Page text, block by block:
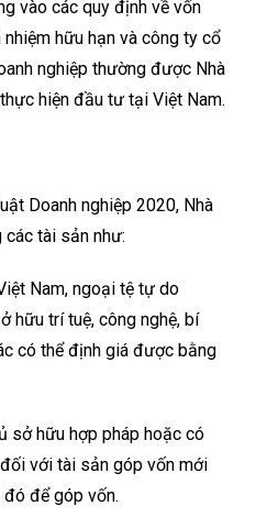
vào các quy định về vốn
hữu hạn và công ty cổ
nghiệp thường được Nhà
hiện đầu tư tại Việt Nam.
Doanh nghiệp 2020, Nhà
tài sản như:
Nam, ngoại tệ tự do
hữu trí tuệ, công nghệ, bí
có thể định giá được bằng
sở hữu hợp pháp hoặc có
với tài sản góp vốn mới
để góp vốn.